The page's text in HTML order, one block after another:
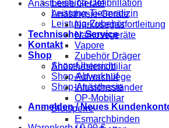
Leistung-Defibrillation
Leistung-Tiermedizin
Leistung-Zubehör
Technischer Service
Kontakt
Shop
Shop-Übersicht
Shop-Abverkauf
Shop-Anästhesie
Anmelden / Neues
Anästhesie Geräte
Anästhesie-Geräte
Narkosegasfortleitung
Narkosegeräte
Vapore
Zubehör Dräger
Anästhesiemobiliar
Aufwachliege
Infusionsständer
OP-Mobiliar
Blutsperre
Esmarchbinden